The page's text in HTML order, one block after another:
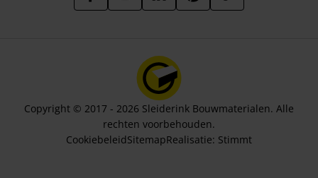
Copyright © 2017 - 2026 Sleiderink Bouwmaterialen. Alle
rechten voorbehouden.
CookiebeleidSitemapRealisatie: Stimmt